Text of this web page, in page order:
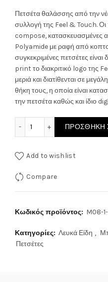
price
was:
26.00€.
Πετσέτα θαλάσσης από την
συλλογή της Feel & Touch. Οι
compose, κατασκευασμένες
Polyamide με ραφή από
συγκεκριμένες πετσέτες
print το διακριτικό logo της
μεριά και διατίθενται σε
θήκη τους, η οποία είναι
την πετσέτα καθώς και ίδιο
ΠΡΟΣΘΉΚΗ
Add to wishlist
Compare
Κωδικός προϊόντος: M08-1-
Κατηγορίες: Λευκά Είδη ,
Πετσέτες